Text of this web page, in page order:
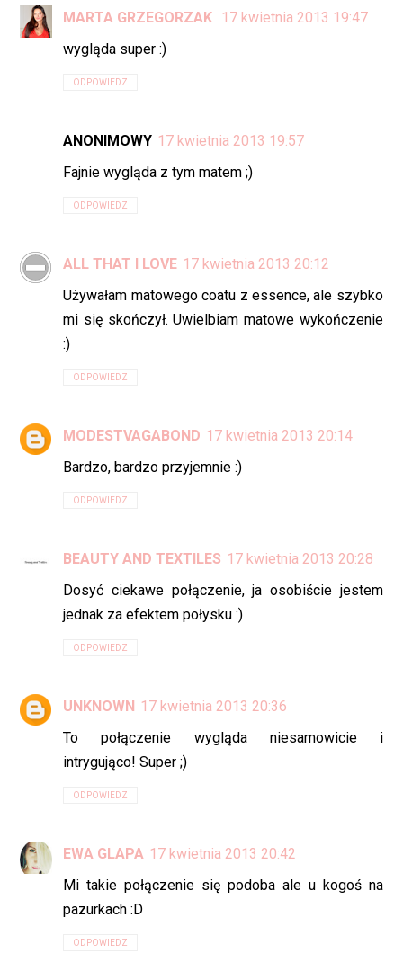
MARTA GRZEGORZAK
17 kwietnia 2013 19:47
wygląda super :)
ODPOWIEDZ
ANONIMOWY 17 kwietnia 2013 19:57
Fajnie wygląda z tym matem ;)
ODPOWIEDZ
ALL THAT I LOVE 17 kwietnia 2013 20:12
Używałam matowego coatu z essence, ale szybko
mi się skończył. Uwielbiam matowe wykończenie
:)
ODPOWIEDZ
MODESTVAGABOND 17 kwietnia 2013 20:14
Bardzo, bardzo przyjemnie :)
ODPOWIEDZ
BEAUTY AND TEXTILES 17 kwietnia 2013 20:28
Dosyć ciekawe połączenie, ja osobiście jestem
jednak za efektem połysku :)
ODPOWIEDZ
UNKNOWN 17 kwietnia 2013 20:36
To połączenie wygląda niesamowicie i
intrygująco! Super ;)
ODPOWIEDZ
EWA GLAPA 17 kwietnia 2013 20:42
Mi takie połączenie się podoba ale u kogoś na
pazurkach :D
ODPOWIEDZ